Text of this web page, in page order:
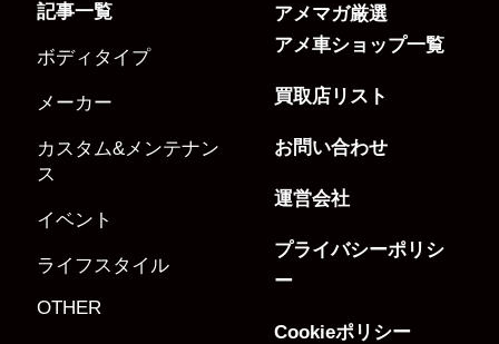
記事一覧
ボディタイプ
メーカー
カスタム&メンテナン
ス
イベント
ライフスタイル
OTHER
アメマガ厳選
アメ車ショップ一覧
買取店リスト
お問い合わせ
運営会社
プライバシーポリシ
ー
Cookieポリシー